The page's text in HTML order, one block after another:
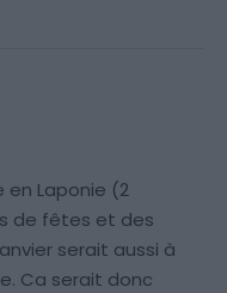
en Laponie (2
de fêtes et des
serait aussi à
Ca serait donc